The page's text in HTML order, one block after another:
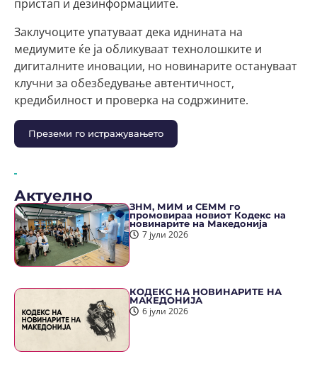
пристап и дезинформациите.
Заклучоците упатуваат дека иднината на
медиумите ќе ја обликуваат технолошките и
дигиталните иновации, но новинарите остануваат
клучни за обезбедување автентичност,
кредибилност и проверка на содржините.
Преземи го истражувањето
Актуелно
ЗНМ, МИМ и СЕММ го
промовираа новиот Кодекс на
новинарите на Македонија
7 јули 2026
КОДЕКС НА НОВИНАРИТЕ НА
МАКЕДОНИЈА
6 јули 2026